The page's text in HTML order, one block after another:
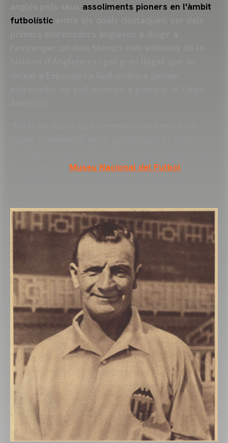
assoliments pioners en l'àmbit
futbolístic
Museu Nacional del Futbol